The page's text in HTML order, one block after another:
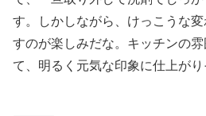
す。しかしながら、けっこうな
すのが楽しみだな。キッチンの
て、明るく元気な印象に仕上が